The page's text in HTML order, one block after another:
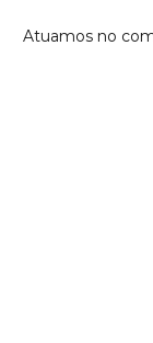
Atuamos no